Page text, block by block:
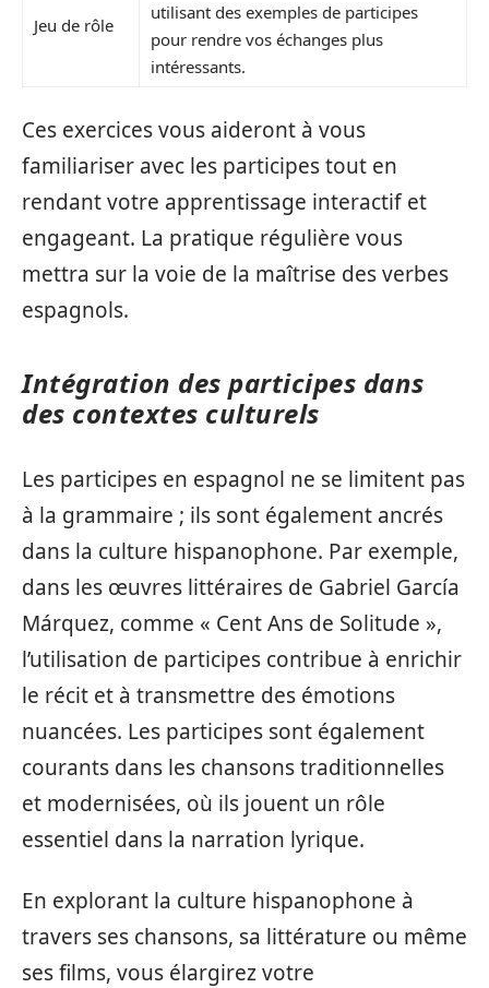
Jeu de rôle
utilisant des exemples de participes
pour rendre vos échanges plus
intéressants.
Ces exercices vous aideront à vous
familiariser avec les participes tout en
rendant votre apprentissage interactif et
engageant. La pratique régulière vous
mettra sur la voie de la maîtrise des verbes
espagnols.
Intégration des participes dans
des contextes culturels
Les participes en espagnol ne se limitent pas
à la grammaire ; ils sont également ancrés
dans la culture hispanophone. Par exemple,
dans les œuvres littéraires de Gabriel García
Márquez, comme « Cent Ans de Solitude »,
l’utilisation de participes contribue à enrichir
le récit et à transmettre des émotions
nuancées. Les participes sont également
courants dans les chansons traditionnelles
et modernisées, où ils jouent un rôle
essentiel dans la narration lyrique.
En explorant la culture hispanophone à
travers ses chansons, sa littérature ou même
ses films, vous élargirez votre